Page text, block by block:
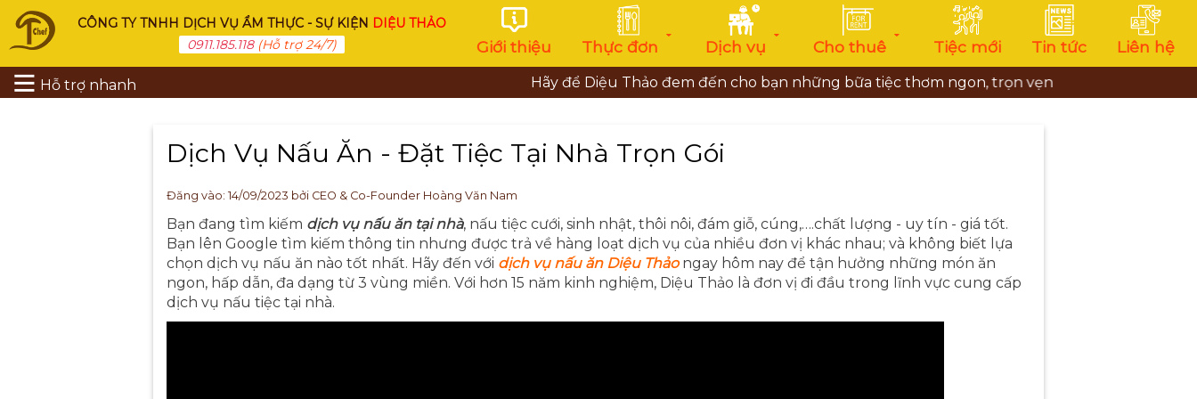
CÔNG TY TNHH DỊCH VỤ ẨM THỰC - SỰ KIỆN DIỆU THẢO
0911.185.118 (Hỗ trợ 24/7) Giới thiệu Thực đơn Dịch vụ Cho thuê Tiệc mới Tin tức Liên hệ
Hỗ trợ nhanh Hãy để Diệu Thảo đem đến cho bạn những bữa tiệc thơm ngon, trọn vẹn
Dịch Vụ Nấu Ăn - Đặt Tiệc Tại Nhà Trọn Gói
Đăng vào: 14/09/2023 bởi CEO & Co-Founder Hoàng Văn Nam
Bạn đang tìm kiếm dịch vụ nấu ăn tại nhà, nấu tiệc cưới, sinh nhật, thôi nôi, đám giỗ, cúng,….chất lượng - uy tín - giá tốt.
Bạn lên Google tìm kiếm thông tin nhưng được trả về hàng loạt dịch vụ của nhiều đơn vị khác nhau; và không biết lựa
chọn dịch vụ nấu ăn nào tốt nhất. Hãy đến với dịch vụ nấu ăn Diệu Thảongay hôm nay để tận hưởng những món ăn
ngon, hấp dẫn, đa dạng từ 3 vùng miền. Với hơn 15 năm kinh nghiệm, Diệu Thảo là đơn vị đi đầu trong lĩnh vực cung cấp
dịch vụ nấu tiệc tại nhà.